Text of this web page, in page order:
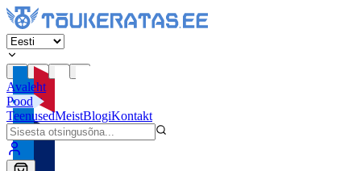
Avaleht
Pood
TeenusedMeistBlogiKontakt